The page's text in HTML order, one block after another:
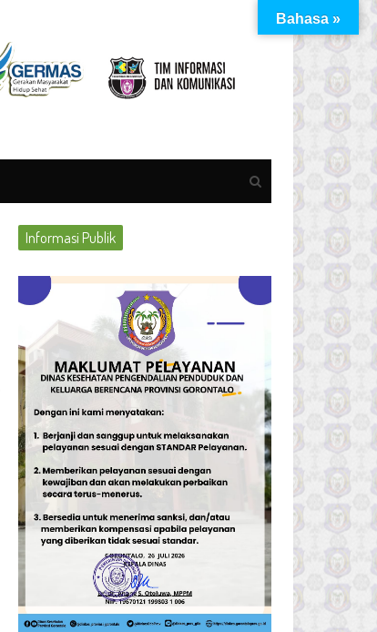
Open
search
Informasi Publik
Bahasa »